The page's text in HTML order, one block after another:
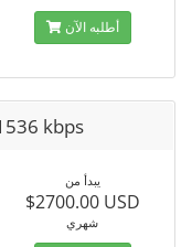
أطلبه الآن
kbps
يبدأ من
$2700.00 USD
شهري